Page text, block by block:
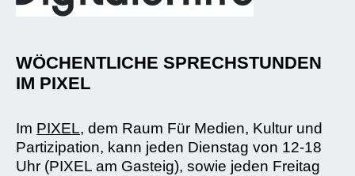
WÖCHENTLICHE SPRECHSTUNDEN
IM PIXEL
Im PIXEL, dem Raum Für Medien, Kultur und
Partizipation, kann jeden Dienstag von 12-18
Uhr (PIXEL am Gasteig), sowie jeden Freitag